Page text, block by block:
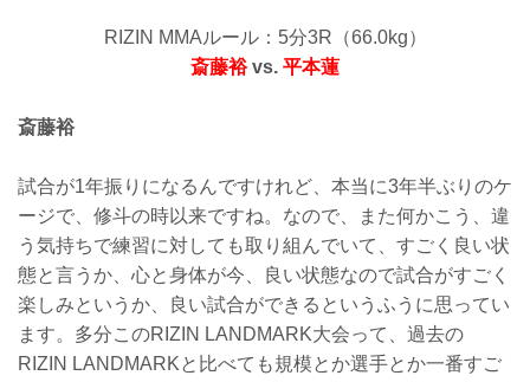
RIZIN MMAルール：5分3R（66.0kg）
斎藤裕vs. 平本蓮
斎藤裕
試合が1年振りになるんですけれど、本当に3年半ぶりのケ
ージで、修斗の時以来ですね。なので、また何かこう、違
う気持ちで練習に対しても取り組んでいて、すごく良い状
態と言うか、心と身体が今、良い状態なので試合がすごく
楽しみというか、良い試合ができるというふうに思ってい
ます。多分このRIZIN LANDMARK大会って、過去の
RIZIN LANDMARKと比べても規模とか選手とか一番すご